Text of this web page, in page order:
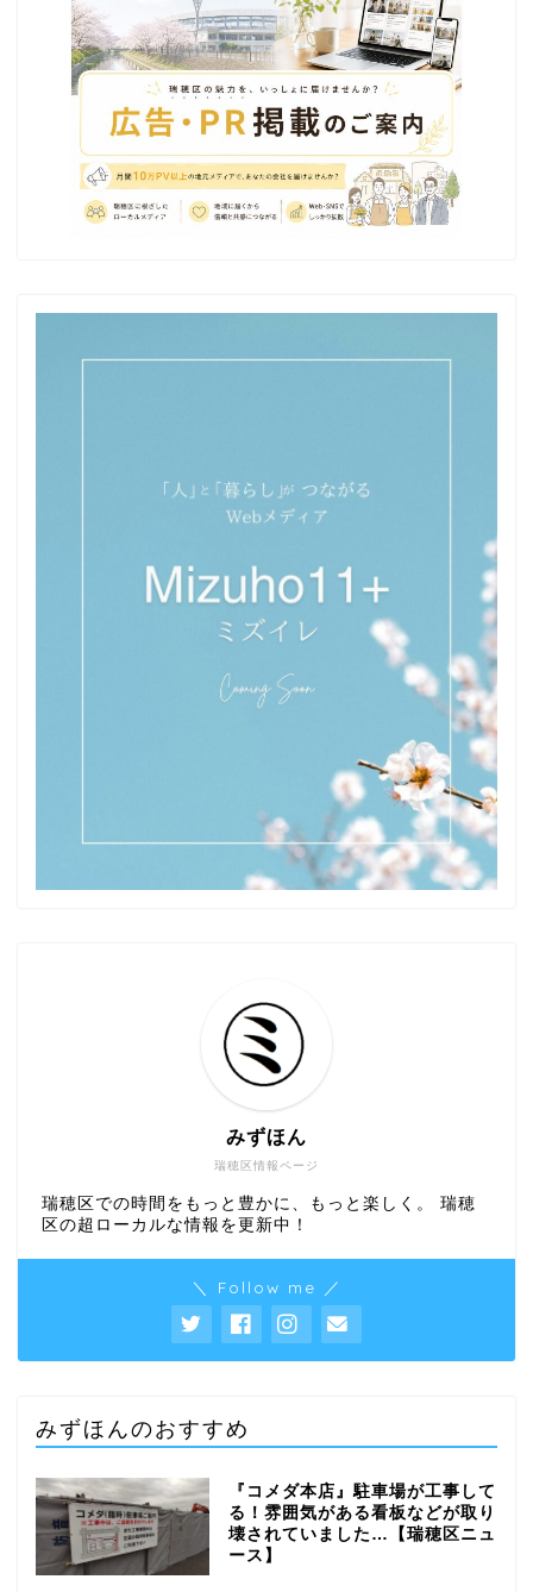
瑞穂区情報ページ
みずほん
瑞穂区での時間をもっと豊かに、もっと楽しく。 瑞穂
区の超ローカルな情報を更新中！
＼ Follow me ／
みずほんのおすすめ
『コメダ本店』駐車場が工事して
る！雰囲気がある看板などが取り
壊されていました…【瑞穂区ニュ
ース】